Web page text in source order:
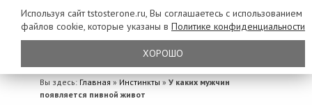
Вы здесь: Главная » Инстинкты » У каких мужчин
появляется пивной живот
Используя сайт tstosterone.ru, Вы соглашаетесь с использованием
файлов cookie, которые указаны в Политике конфиденциальности
ХОРОШО